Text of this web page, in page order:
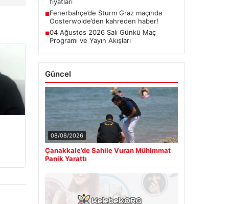
■Fenerbahçe’de Sturm Graz maçında
Oosterwolde’den kahreden haber!
■04 Ağustos 2026 Salı Günkü Maç
Programı ve Yayın Akışları
Güncel
08/08/2026
Çanakkale’de Sahile Vuran Mühimmat
Panik Yarattı